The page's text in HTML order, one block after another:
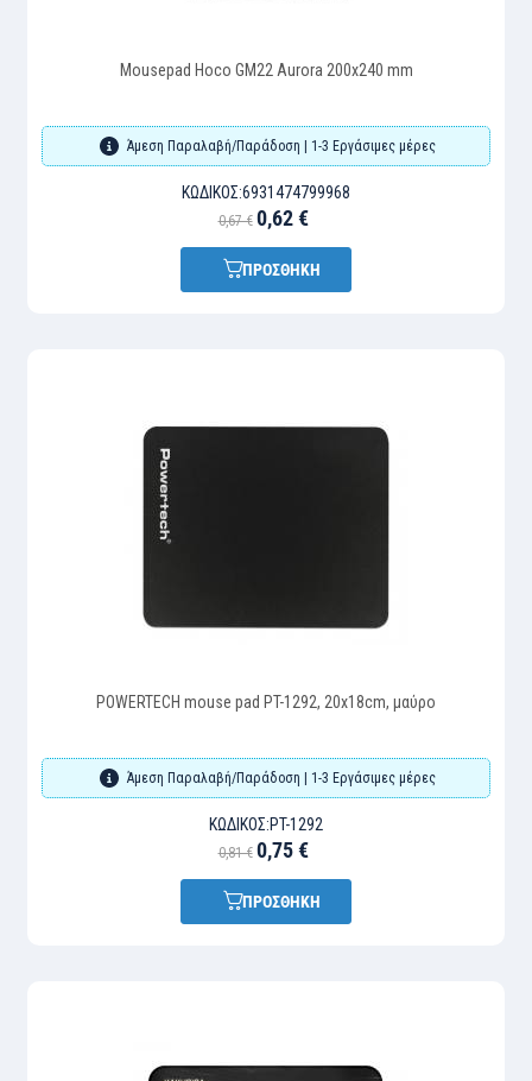
Mousepad Hoco GM22 Aurora 200x240 mm
Άμεση Παραλαβή/Παράδοση | 1-3 Εργάσιμες μέρες
ΚΩΔΙΚΌΣ:6931474799968
0,67 € 0,62 €
ΠΡΟΣΘΗΚΗ
POWERTECH mouse pad PT-1292, 20x18cm, μαύρο
Άμεση Παραλαβή/Παράδοση | 1-3 Εργάσιμες μέρες
ΚΩΔΙΚΌΣ:PT-1292
0,81 € 0,75 €
ΠΡΟΣΘΗΚΗ